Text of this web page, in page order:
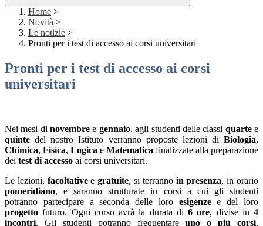
Home >
Novità >
Le notizie >
Pronti per i test di accesso ai corsi universitari
Pronti per i test di accesso ai corsi
universitari
Nei mesi dinovembre e gennaio, agli studenti delle classi quartee
quinte del nostro Istituto verranno proposte lezioni di Biologia,
Chimica, Fisica, Logica e Matematica finalizzate alla preparazione
dei test di accesso ai corsi universitari.
Le lezioni, facoltativeegratuite, si terranno in presenza, in orario
pomeridiano, e saranno strutturate in corsi a cui gli studenti
potranno partecipare a seconda delle loro esigenzee del loro
progetto futuro. Ogni corso avrà la durata di 6 ore, divise in 4
incontri. Gli studenti potranno frequentareuno o più corsi,